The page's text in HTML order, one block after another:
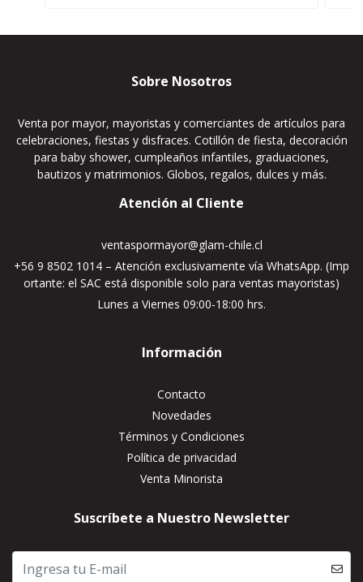
Sobre Nosotros
Venta por mayor, mayoristas y comerciantes de artículos para
celebraciones, fiestas y disfraces. Cotillón de fiesta, decoración
para baby shower, cumpleaños infantiles, graduaciones,
bautizos y matrimonios. Globos, regalos, dulces y más.
Atención al Cliente
ventaspormayor@glam-chile.cl
+56 9 8502 1014 – Atención exclusivamente vía WhatsApp. (Imp
ortante: el SAC está disponible solo para ventas mayoristas)
Lunes a Viernes 09:00-18:00 hrs.
Información
Contacto
Novedades
Términos y Condiciones
Política de privacidad
Venta Minorista
Suscríbete a Nuestro Newsletter